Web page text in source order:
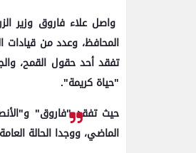
واصل علاء فاروق وزير
المحافظ، وعدد من قيادات
تفقد أحد حقول القمح،
"حياة كريمة".
الماضي، ووجدا الحالة